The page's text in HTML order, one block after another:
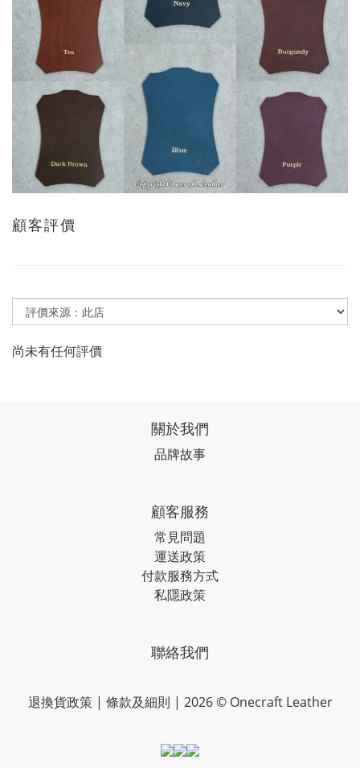
顧客評價
尚未有任何評價
關於我們
品牌故事
顧客服務
常見問題
運送政策
付款服務方式
私隱政策
聯絡我們
退換貨政策| 條款及細則 | 2026 © Onecraft Leather